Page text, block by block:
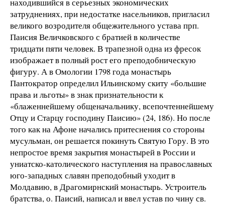
находившийся в серьезных экономических
затруднениях, при недостатке насельников, пригласил
великого возродителя общежительного устава прп.
Паисия Величковского с братией в количестве
тридцати пяти человек. В трапезной одна из фресок
изображает в полный рост его преподобническую
фигуру. А в Омологии 1798 года монастырь
Пантократор определил Ильинскому скиту «большие
права и льготы» в знак признательности к
«блаженнейшему общеначальнику, всепочтеннейшему
Отцу и Старцу господину Паисию» (24, 186). Но после
того как на Афоне начались притеснения со стороны
мусульман, он решается покинуть Святую Гору. В это
непростое время закрытия монастырей в России и
униатско-католического наступления на православных
юго-западных славян преподобный уходит в
Молдавию, в Драгомирнский монастырь. Устроитель
братства, о. Паисий, написал и ввел устав по чину св.